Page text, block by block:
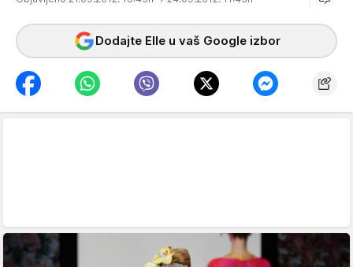
Dodajte Elle u vaš Google izbor